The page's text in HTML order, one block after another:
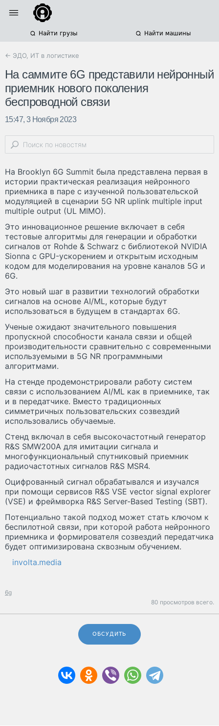
Найти грузы Найти машины
← ЭДО, ИТ в логистике
На саммите 6G представили нейронный
приемник нового поколения
беспроводной связи
15:47, 3 Ноября 2023
На Brooklyn 6G Summit была представлена первая в
истории практическая реализация нейронного
приемника в паре с изученной пользовательской
модуляцией в сценарии 5G NR uplink multiple input
multiple output (UL MIMO).
Это инновационное решение включает в себя
тестовые алгоритмы для генерации и обработки
сигналов от Rohde & Schwarz с библиотекой NVIDIA
Sionna с GPU-ускорением и открытым исходным
кодом для моделирования на уровне каналов 5G и
6G.
Это новый шаг в развитии технологий обработки
сигналов на основе AI/ML, которые будут
использоваться в будущем в стандартах 6G.
Ученые ожидают значительного повышения
пропускной способности канала связи и общей
производительности сравнительно с современными
используемыми в 5G NR программными
алгоритмами.
На стенде продемонстрировали работу систем
связи с использованием AI/ML как в приемнике, так
и в передатчике. Вместо традиционных
симметричных пользовательских созвездий
использовались обучаемые.
Стенд включал в себя высокочастотный генератор
R&S SMW200A для имитации сигнала и
многофункциональный спутниковый приемник
радиочастотных сигналов R&S MSR4.
Оцифрованный сигнал обрабатывался и изучался
при помощи сервисов R&S VSE vector signal explorer
(VSE) и фреймворка R&S Server-Based Testing (SBT).
Потенциально такой подход может стать ключом к
беспилотной связи, при которой работа нейронного
приемника и формирователя созвездий передатчика
будет оптимизирована сквозным обучением.
involta.media
6g
80 просмотров всего.
ОБСУДИТЬ